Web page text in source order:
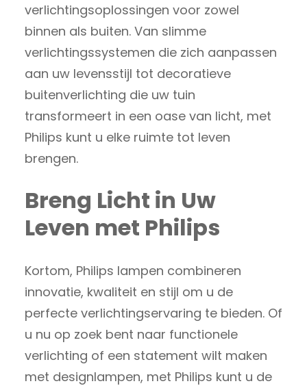
verlichtingsoplossingen voor zowel
binnen als buiten. Van slimme
verlichtingssystemen die zich aanpassen
aan uw levensstijl tot decoratieve
buitenverlichting die uw tuin
transformeert in een oase van licht, met
Philips kunt u elke ruimte tot leven
brengen.
Breng Licht in Uw
Leven met Philips
Kortom, Philips lampen combineren
innovatie, kwaliteit en stijl om u de
perfecte verlichtingservaring te bieden. Of
u nu op zoek bent naar functionele
verlichting of een statement wilt maken
met designlampen, met Philips kunt u de